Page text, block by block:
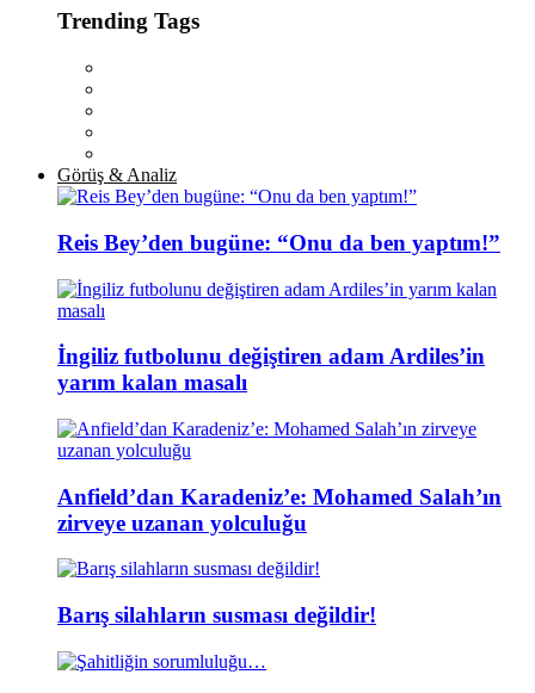
Trending Tags
Görüş & Analiz
Reis Bey’den bugüne: “Onu da ben yaptım!”
İngiliz futbolunu değiştiren adam Ardiles’in
yarım kalan masalı
Anfield’dan Karadeniz’e: Mohamed Salah’ın
zirveye uzanan yolculuğu
Barış silahların susması değildir!